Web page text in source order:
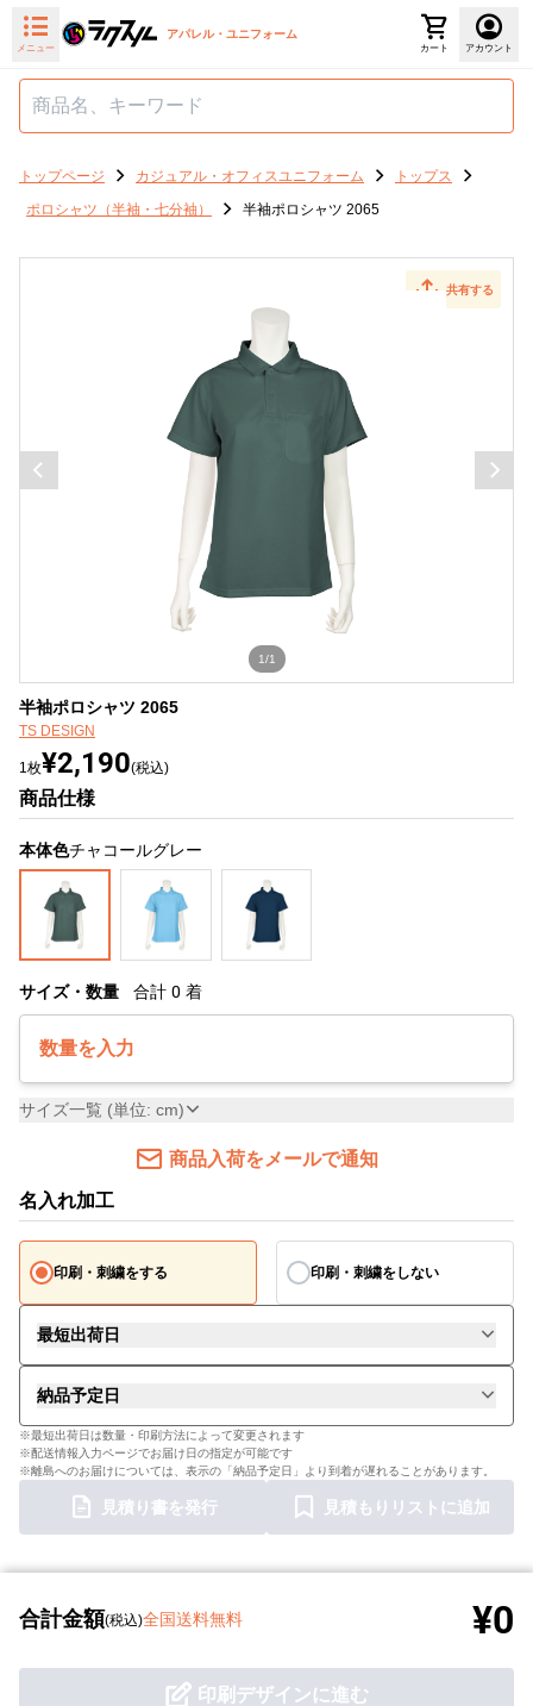
メニュー
アパレル・ユニフォーム
カート アカウント
トップページ カジュアル・オフィスユニフォーム
トップス
ポロシャツ（半袖・七分袖）
半袖ポロシャツ 2065
共有する
1/1
半袖ポロシャツ 2065
TS DESIGN
1枚¥2,190(税込)
商品仕様
本体色チャコールグレー
サイズ・数量 合計 0 着
数量を入力
サイズ一覧 (単位: cm)
商品入荷をメールで通知
名入れ加工
印刷・刺繍をする 印刷・刺繍をしない
最短出荷日
納品予定日
※最短出荷日は数量・印刷方法によって変更されます
※配送情報入力ページでお届け日の指定が可能です
※離島へのお届けについては、表示の「納品予定日」より到着が遅れることがあります。
見積り書を発行 見積もりリストに追加
合計金額(税込)全国送料無料 ¥0
印刷デザインに進む